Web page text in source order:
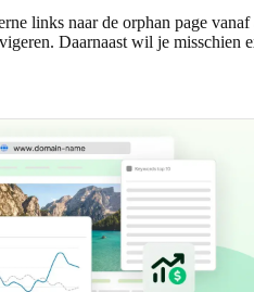
links naar de orphan page vanaf
Daarnaast wil je misschien